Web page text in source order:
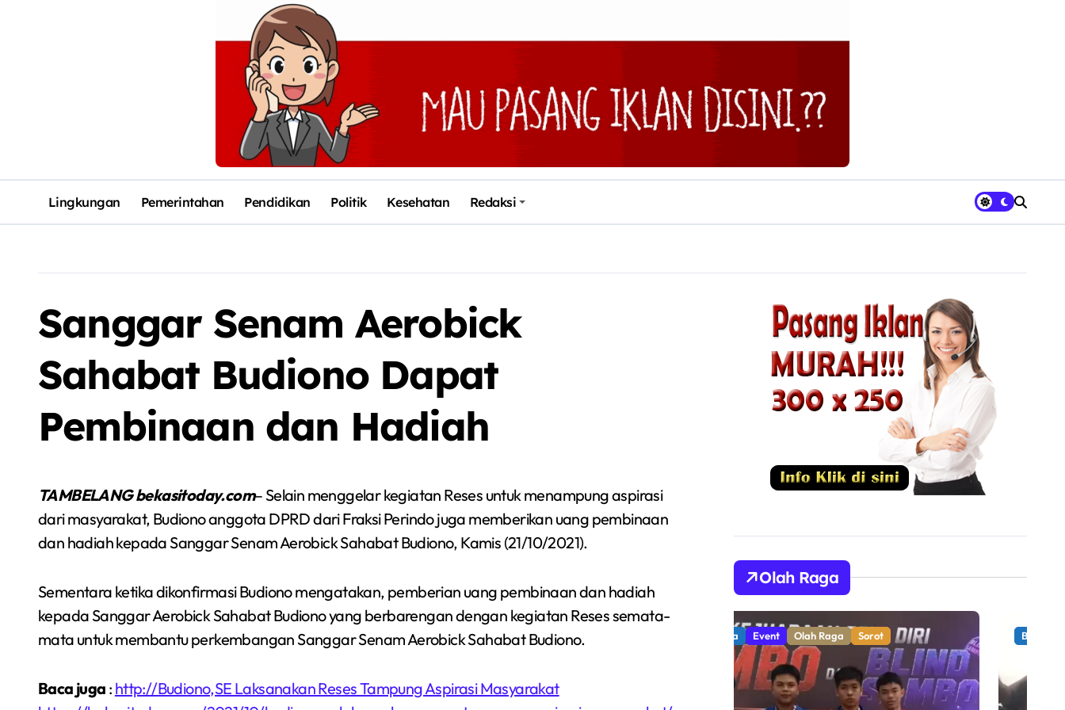
Lingkungan Pemerintahan Pendidikan Politik Kesehatan Redaksi
Sanggar Senam Aerobick
Sahabat Budiono Dapat
Pembinaan dan Hadiah
TAMBELANG bekasitoday.com– Selain menggelar kegiatan Reses untuk menampung aspirasi
dari masyarakat, Budiono anggota DPRD dari Fraksi Perindo juga memberikan uang pembinaan
dan hadiah kepada Sanggar Senam Aerobick Sahabat Budiono, Kamis (21/10/2021).
Sementara ketika dikonfirmasi Budiono mengatakan, pemberian uang pembinaan dan hadiah
kepada Sanggar Aerobick Sahabat Budiono yang berbarengan dengan kegiatan Reses semata-
mata untuk membantu perkembangan Sanggar Senam Aerobick Sahabat Budiono.
Baca juga : http://Budiono,SE Laksanakan Reses Tampung Aspirasi Masyarakat
Olah Raga
Berita Olah Raga Sorot Berita Event Olah Raga Berita Olah Raga Sorot